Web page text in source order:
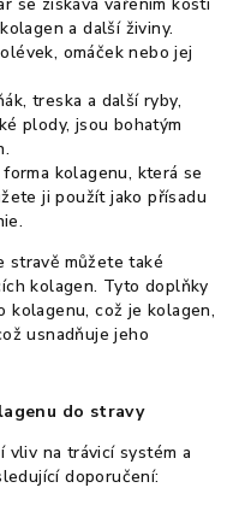
a další živiny.
omáček nebo jej
treska a další ryby,
plody, jsou bohatým
kolagenu, která se
ji použít jako přísadu
stravě můžete také
kolagen. Tyto doplňky
kolagenu, což je kolagen,
usnadňuje jeho
do stravy
vliv na trávicí systém a
doporučení: